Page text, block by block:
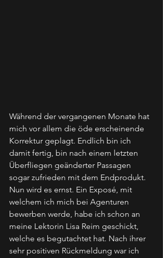
Während der vergangenen Monate hat
mich vor allem die öde erscheinende
Korrektur geplagt. Endlich bin ich
damit fertig, bin nach einem letzten
Überfliegen geänderter Passagen
sogar zufrieden mit dem Endprodukt.
Nun wird es ernst. Ein Exposé, mit
welchem ich mich bei Agenturen
bewerben werde, habe ich schon an
meine Lektorin Lisa Reim geschickt,
welche es begutachtet hat. Nach ihrer
sehr positiven Rückmeldung war ich